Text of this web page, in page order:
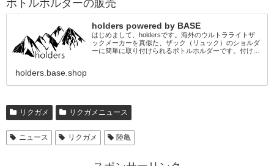
ボトルホルダーの販売
holders powered by BASE
はじめまして、holdersです。海外のウルトラライトザ
ックメーカーを真似た、ザック（リュック）のショルダ
ーに簡単に取り付けられるボトルホルダーです。付ける
holders.base.shop
リクガメ リクガメニュース
ニュース リクガメ 陸亀